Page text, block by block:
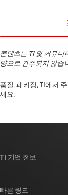
콘텐츠는 TI 및 커뮤니
양으로 간주되지 않습
품질, 패키징, TI에서
세요. ​​​​​​​​​​​​​​
TI 기업 정보
빠른 링크